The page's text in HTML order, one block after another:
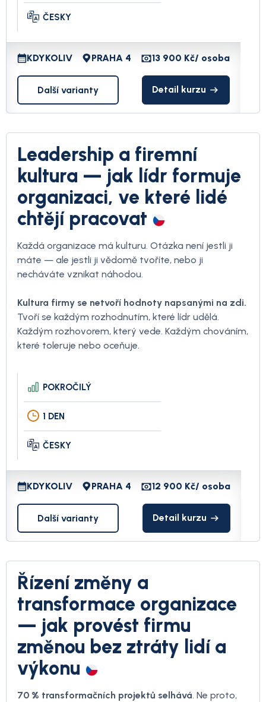
ČESKY
KDYKOLIV PRAHA 4 13 900 Kč/ osoba
Další varianty Detail kurzu
Leadership a firemní
kultura — jak lídr formuje
organizaci, ve které lidé
chtějí pracovat
Každá organizace má kulturu. Otázka není jestli ji
máte — ale jestli ji vědomě tvoříte, nebo ji
necháváte vznikat náhodou.
Kultura firmy se netvoří hodnoty napsanými na zdi.
Tvoří se každým rozhodnutím, které lídr udělá.
Každým rozhovorem, který vede. Každým chováním,
které toleruje nebo oceňuje.
POKROČILÝ
1 DEN
ČESKY
KDYKOLIV PRAHA 4 12 900 Kč/ osoba
Další varianty Detail kurzu
Řízení změny a
transformace organizace
— jak provést firmu
změnou bez ztráty lidí a
výkonu
70 % transformačních projektů selhává. Ne proto,